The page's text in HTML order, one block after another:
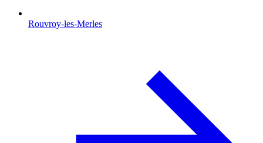
Rouvroy-les-Merles